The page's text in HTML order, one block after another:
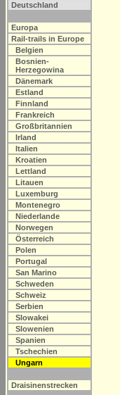
Deutschland
Europa
Rail-trails in Europe
Belgien
Bosnien-
Herzegowina
Dänemark
Estland
Finnland
Frankreich
Großbritannien
Irland
Italien
Kroatien
Lettland
Litauen
Luxemburg
Montenegro
Niederlande
Norwegen
Österreich
Polen
Portugal
San Marino
Schweden
Schweiz
Serbien
Slowakei
Slowenien
Spanien
Tschechien
Ungarn
Draisinenstrecken